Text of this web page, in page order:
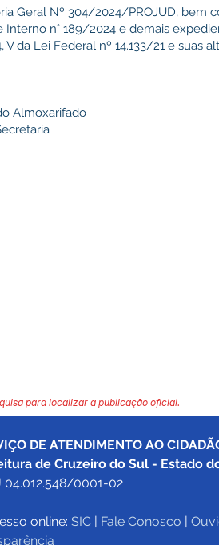
Geral Nº 304/2024/PROJUD, bem
n° 189/2024 e demais
da Lei Federal nº 14.133/21 e suas
Almoxarifado
para localizar a publicação oficial.
DE ATENDIMENTO AO
de Cruzeiro do Sul - Estado
04.012.548/0001-02
online: SIC | Fale Conosco |